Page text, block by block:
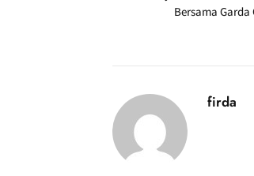
Bersama
firda